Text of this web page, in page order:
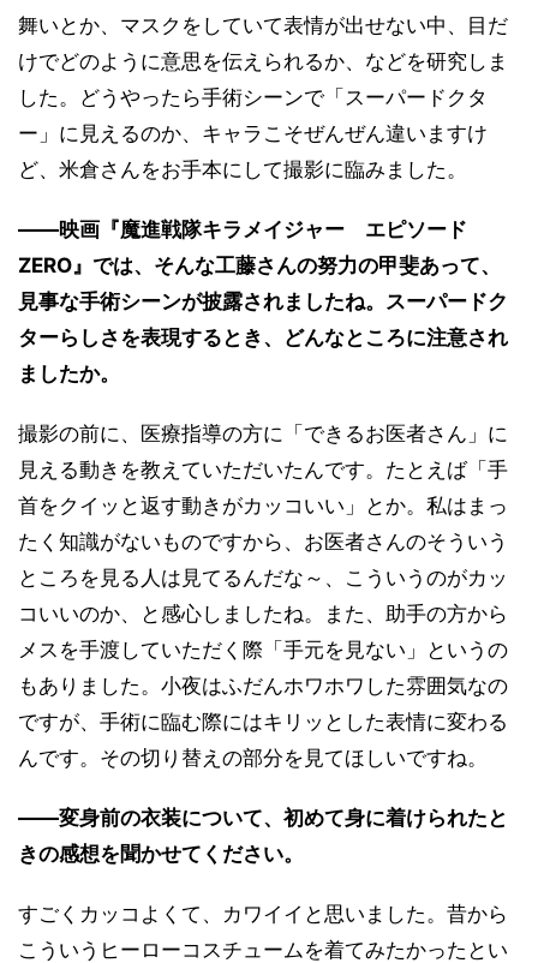
舞いとか、マスクをしていて表情が出せない中、目だ
けでどのように意思を伝えられるか、などを研究しま
した。どうやったら手術シーンで「スーパードクタ
ー」に見えるのか、キャラこそぜんぜん違いますけ
ど、米倉さんをお手本にして撮影に臨みました。
――映画『魔進戦隊キラメイジャー エピソード
ZERO』では、そんな工藤さんの努力の甲斐あって、
見事な手術シーンが披露されましたね。スーパードク
ターらしさを表現するとき、どんなところに注意され
ましたか。
撮影の前に、医療指導の方に「できるお医者さん」に
見える動きを教えていただいたんです。たとえば「手
首をクイッと返す動きがカッコいい」とか。私はまっ
たく知識がないものですから、お医者さんのそういう
ところを見る人は見てるんだな～、こういうのがカッ
コいいのか、と感心しましたね。また、助手の方から
メスを手渡していただく際「手元を見ない」というの
もありました。小夜はふだんホワホワした雰囲気なの
ですが、手術に臨む際にはキリッとした表情に変わる
んです。その切り替えの部分を見てほしいですね。
――変身前の衣装について、初めて身に着けられたと
きの感想を聞かせてください。
すごくカッコよくて、カワイイと思いました。昔から
こういうヒーローコスチュームを着てみたかったとい